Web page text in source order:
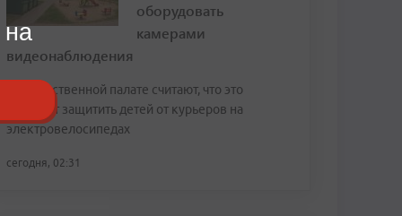
оборудовать
камерами
видеонаблюдения
В Общественной палате считают, что это
поможет защитить детей от курьеров на
электровелосипедах
сегодня, 02:31